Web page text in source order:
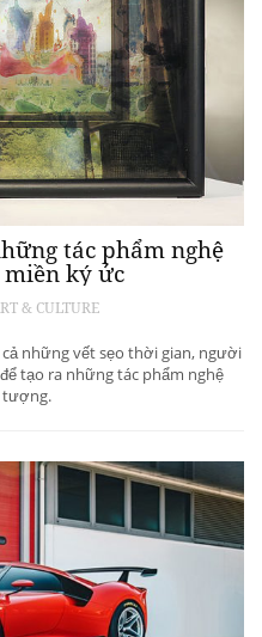
tác phẩm nghệ
ký ức
& CULTURE
những vết sẹo thời gian, người
tạo ra những tác phẩm nghệ